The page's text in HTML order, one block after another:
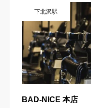
下北沢駅
BAD-NICE 本店